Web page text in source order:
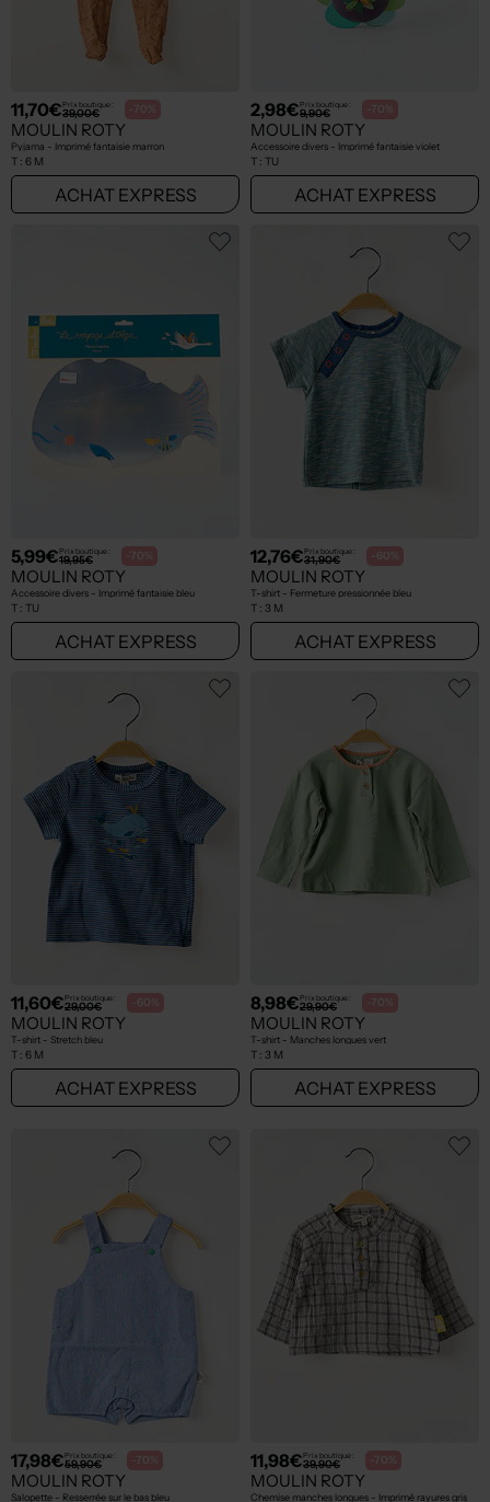
11,70€Prix boutique :
39,00€ -70%
MOULIN ROTY
Pyjama - Imprimé fantaisie marron
T : 6 M
ACHAT EXPRESS
2,98€Prix boutique :
9,90€ -70%
MOULIN ROTY
Accessoire divers - Imprimé fantaisie violet
T : TU
ACHAT EXPRESS
5,99€Prix boutique :
19,95€ -70%
MOULIN ROTY
Accessoire divers - Imprimé fantaisie bleu
T : TU
ACHAT EXPRESS
12,76€Prix boutique :
31,90€ -60%
MOULIN ROTY
T-shirt - Fermeture pressionnée bleu
T : 3 M
ACHAT EXPRESS
11,60€Prix boutique :
29,00€ -60%
MOULIN ROTY
T-shirt - Stretch bleu
T : 6 M
ACHAT EXPRESS
8,98€Prix boutique :
29,90€ -70%
MOULIN ROTY
T-shirt - Manches longues vert
T : 3 M
ACHAT EXPRESS
17,98€Prix boutique :
59,90€ -70%
MOULIN ROTY
Salopette - Resserrée sur le bas bleu
11,98€Prix boutique :
39,90€ -70%
MOULIN ROTY
Chemise manches longues - Imprimé rayures gris